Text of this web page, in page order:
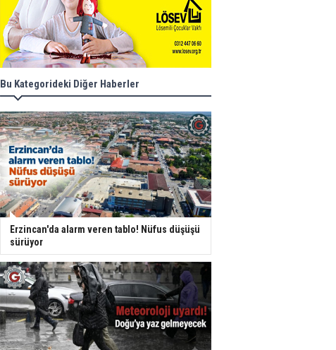
Bu Kategorideki Diğer Haberler
Erzincan'da alarm veren tablo! Nüfus düşüşü
sürüyor